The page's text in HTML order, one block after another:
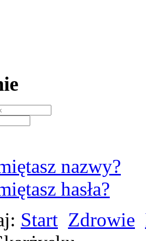
nazwy?
hasła?
Start Zdrowie